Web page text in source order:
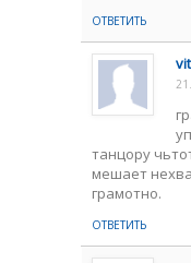
ОТВЕТИТЬ
vit
танцору
мешает
грамотно.
ОТВЕТИТЬ